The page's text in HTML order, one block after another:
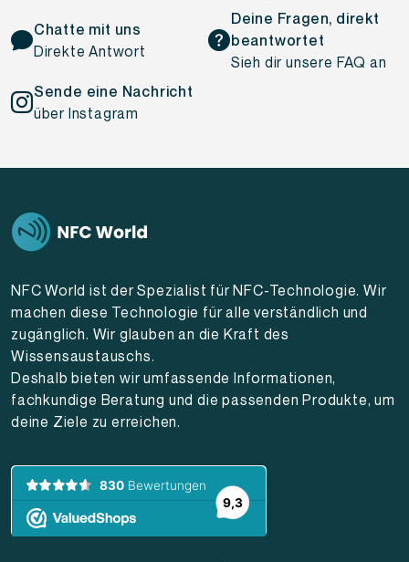
Chatte mit uns
Direkte Antwort
Deine Fragen, direkt
beantwortet
Sieh dir unsere FAQ an
Sende eine Nachricht
über Instagram
NFC World ist der Spezialist für NFC-Technologie. Wir
machen diese Technologie für alle verständlich und
zugänglich. Wir glauben an die Kraft des
Wissensaustauschs.
Deshalb bieten wir umfassende Informationen,
fachkundige Beratung und die passenden Produkte, um
deine Ziele zu erreichen.